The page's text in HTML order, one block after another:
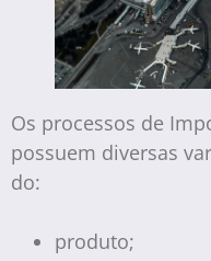
Os processos de
possuem diversas
do:
produto;